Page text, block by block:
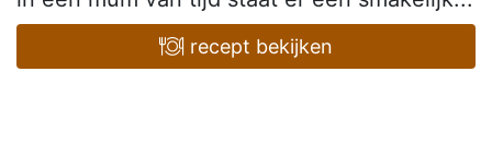
recept bekijken